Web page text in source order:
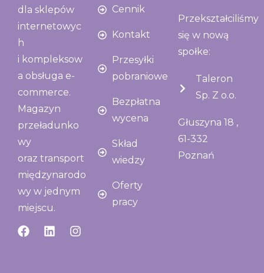
dla sklepów
internetowyc
h
i kompleksow
a obsługa e-
commerce.
Magazyn
przeładunko
wy
oraz transport
międzynarodo
wy w jednym
miejscu.
Cennik
Kontakt
Przesyłki
pobraniowe
Bezpłatna
wycena
Skład
wiedzy
Oferty
pracy
Przekształciliśmy
się w nową
społke:
Taleron
Sp. Z o.o.
Głuszyna 18 ,
61-332
Poznań